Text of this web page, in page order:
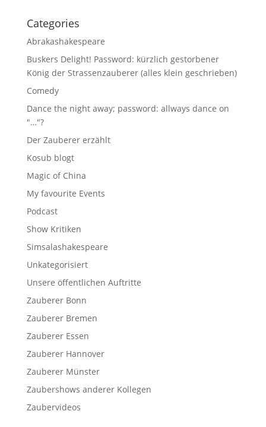
Categories
Abrakashakespeare
Buskers Delight! Password: kürzlich gestorbener
König der Strassenzauberer (alles klein geschrieben)
Comedy
Dance the night away; password: allways dance on
"…"?
Der Zauberer erzählt
Kosub blogt
Magic of China
My favourite Events
Podcast
Show Kritiken
Simsalashakespeare
Unkategorisiert
Unsere öffentlichen Auftritte
Zauberer Bonn
Zauberer Bremen
Zauberer Essen
Zauberer Hannover
Zauberer Münster
Zaubershows anderer Kollegen
Zaubervideos